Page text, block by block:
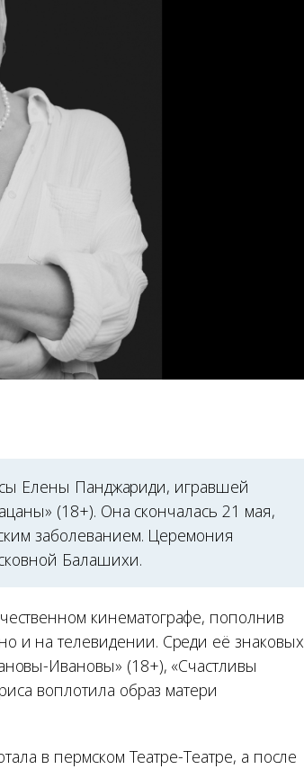
Елены Панджариди, игравшей
(18+). Она скончалась 21 мая,
заболеванием. Церемония
Балашихи.
кинематографе, пополнив
и на телевидении. Среди её знаковых
Ивановы» (18+), «Счастливы
воплотила образ матери
в пермском Театре-Театре, а после